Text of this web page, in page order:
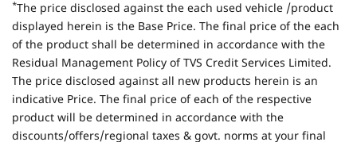
*The price disclosed against the each used vehicle /product
displayed herein is the Base Price. The final price of the each
of the product shall be determined in accordance with the
Residual Management Policy of TVS Credit Services Limited.
The price disclosed against all new products herein is an
indicative Price. The final price of each of the respective
product will be determined in accordance with the
discounts/offers/regional taxes & govt. norms at your final